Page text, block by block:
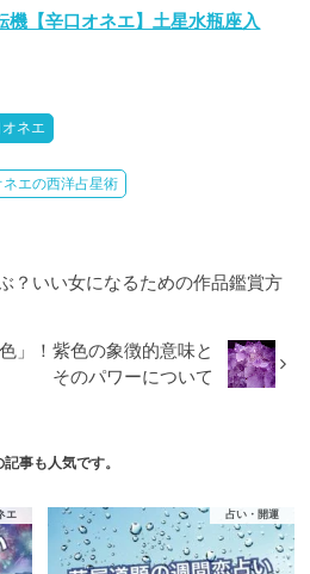
機【辛口オネエ】土星水瓶座入
ネエ
ネエの西洋占星術
？いい女になるための作品鑑賞方
」！紫色の象徴的意味と
そのパワーについて
事も人気です。
エ 占い・開運